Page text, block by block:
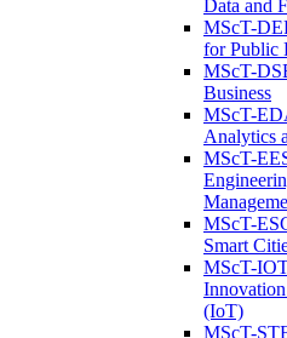
Data and
MScT-
for Public
MScT-
Business
MScT-
Analytics
MScT-
MScT-
Smart
MScT-
(IoT)
MScT-